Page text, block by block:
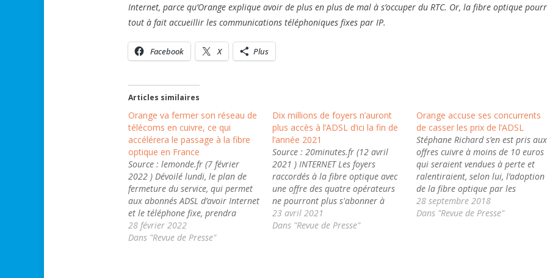
Internet, parce qu’Orange explique avoir de plus en plus de mal à s’occuper du RTC. Or, la fibre optique
tout à fait accueillir les communications téléphoniques fixes par IP.
Facebook X Plus
Articles similaires
Orange va fermer son réseau de
télécoms en cuivre, ce qui
accélérera le passage à la fibre
optique en France
Source : lemonde.fr (7 février
2022 ) Dévoilé lundi, le plan de
fermeture du service, qui permet
aux abonnés ADSL d’avoir Internet
et le téléphone fixe, prendra
plusieurs années. Il promet des
tensions entre opérateurs. Un
28 février 2022
Dans "Revue de Presse"
Dix millions de foyers n’auront
plus accès à l’ADSL d’ici la fin de
l’année 2021
Source : 20minutes.fr (12 avril
2021 ) INTERNET Les foyers
raccordés à la fibre optique avec
une offre des quatre opérateurs
ne pourront plus s'abonner à
l'ADSL Dix millions de foyers
n'auront plus accès à la
23 avril 2021
Dans "Revue de Presse"
Orange accuse ses concurrents
de casser les prix de l’ADSL
Stéphane Richard s’en est pris aux
offres cuivre à moins de 10 euros
qui seraient vendues à perte et
ralentiraient, selon lui, l’adoption
de la fibre optique par les
Français. On a l’habitude
d’entendre le patron d’Orange
28 septembre 2018
Dans "Revue de Presse"